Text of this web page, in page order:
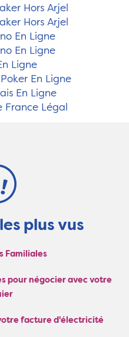
Hors Arjel
Hors Arjel
En Ligne
En Ligne
Ligne
En Ligne
En Ligne
France Légal
plus vus
Familiales
pour négocier avec votre
facture d'électricité